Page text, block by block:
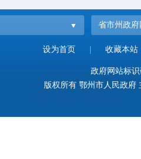
省市州政府
设为首页 收藏本站
政府网站标
版权所有 鄂州市人民政府